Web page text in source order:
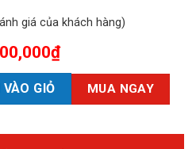
giá của khách hàng)
₫
số lượng
GIỎ MUA NGAY